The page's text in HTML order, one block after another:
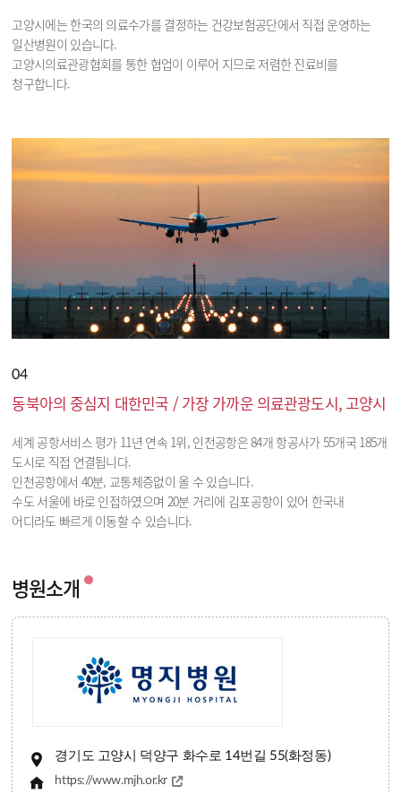
고양시에는 한국의 의료수가를 결정하는 건강보험공단에서 직접 운영하는
일산병원이 있습니다.
고양시의료관광협회를 통한 협업이 이루어 지므로 저렴한 진료비를
청구합니다.
04
동북아의 중심지 대한민국 / 가장 가까운 의료관광도시, 고양시
세계 공항서비스 평가 11년 연속 1위, 인천공항은 84개 항공사가 55개국 185개
도시로 직접 연결됩니다.
인천공항에서 40분, 교통체증없이 올 수 있습니다.
수도 서울에 바로 인접하였으며 20분 거리에 김포공항이 있어 한국내
어디라도 빠르게 이동할 수 있습니다.
병원소개
경기도 고양시 덕양구 화수로 14번길 55(화정동)
https://www.mjh.or.kr